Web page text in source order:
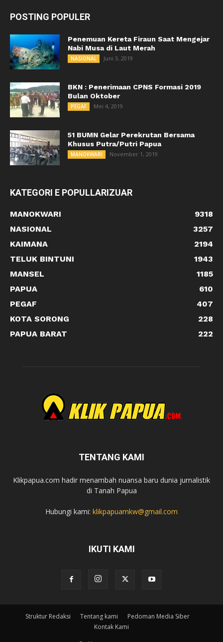
POSTING POPULER
Penemuan Kereta Firaun Saat Mengejar
Nabi Musa di Laut Merah
NASIONAL Juni 3, 2019
BKN : Penerimaan CPNS Formasi 2019
Bulan Oktober
PEGAF Mei 4, 2019
51 BUMN Gelar Perekrutan Bersama
Khusus Putra/Putri Papua
MANOKWARI November 1, 2019
KATEGORI E POPULLARIZUAR
MANOKWARI
9318
NASIONAL
3257
KAIMANA
2194
TELUK BINTUNI
1943
MANSEL
1185
PAPUA
610
PEGAF
407
KOTA SORONG
228
PAPUA BARAT
222
TENTANG KAMI
Klikpapua.com hadir menambah nuansa baru dunia jurnalistik
di Tanah Papua
Hubungi kami: klikpapuamkw@gmail.com
IKUTI KAMI
Struktur Redaksi Tentang kami
Pedoman Media Siber
Kontak Kami